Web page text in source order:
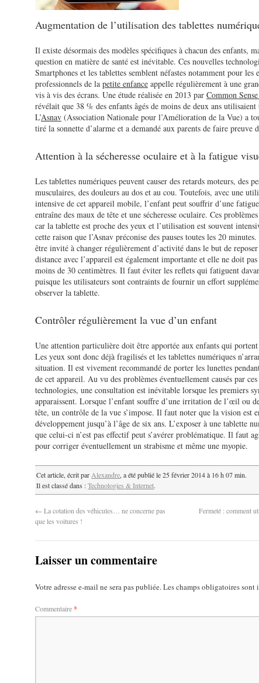
Augmentation de l’utilisation des tablettes
Il existe désormais des modèles spécifiques à chacun des enfants,
question en matière de santé est inévitable. Ces nouvelles
Smartphones et les tablettes semblent néfastes notamment pour les
professionnels de la petite enfance appelle régulièrement à une
vis à vis des écrans. Une étude réalisée en 2013 par Common
révélait que 38 % des enfants âgés de moins de deux ans utilisaient
L’Asnav (Association Nationale pour l’Amélioration de la Vue) a
tiré la sonnette d’alarme et a demandé aux parents de faire preuve
Attention à la sécheresse oculaire et à la fatigue
Les tablettes numériques peuvent causer des retards moteurs, des
musculaires, des douleurs au dos et au cou. Toutefois, avec une
intensive de cet appareil mobile, l’enfant peut souffrir d’une
entraîne des maux de tête et une sécheresse oculaire. Ces
car la tablette est proche des yeux et l’utilisation est souvent
cette raison que l’Asnav préconise des pauses toutes les 20
être invité à changer régulièrement d’activité dans le but de
distance avec l’appareil est également importante et elle ne doit
moins de 30 centimètres. Il faut éviter les reflets qui fatiguent
puisque les utilisateurs sont contraints de fournir un effort
observer la tablette.
Contrôler régulièrement la vue d’un enfant
Une attention particulière doit être apportée aux enfants qui portent
Les yeux sont donc déjà fragilisés et les tablettes numériques
situation. Il est vivement recommandé de porter les lunettes
de cet appareil. Au vu des problèmes éventuellement causés par
technologies, une consultation est inévitable lorsque les premiers
apparaissent. Lorsque l’enfant souffre d’une irritation de l’œil ou
tête, un contrôle de la vue s’impose. Il faut noter que la vision est
développement jusqu’à l’âge de six ans. L’exposer à une tablette
que celui-ci n’est pas effectif peut s’avérer problématique. Il faut
pour corriger éventuellement un strabisme et même une myopie.
Cet article, écrit par Alexandre, a été publié le 25 février 2014 à 16 h 07 min.
Il est classé dans :Technologies & Internet.
← La cotation des véhicules… ne concerne pas
que les voitures !
Fermeté : comment
Laisser un commentaire
Votre adresse e-mail ne sera pas publiée. Les champs obligatoires sont
Commentaire*